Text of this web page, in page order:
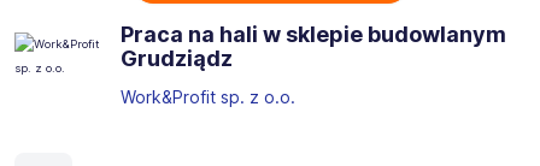
Praca na hali w sklepie budowlanym
Grudziądz
Work&Profit sp. z o.o.